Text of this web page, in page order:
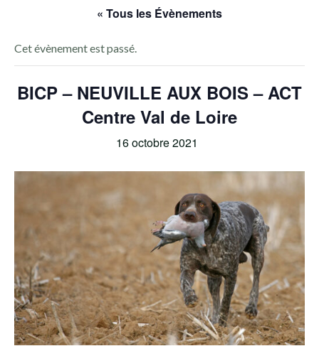
« Tous les Évènements
Cet évènement est passé.
BICP – NEUVILLE AUX BOIS – ACT
Centre Val de Loire
16 octobre 2021